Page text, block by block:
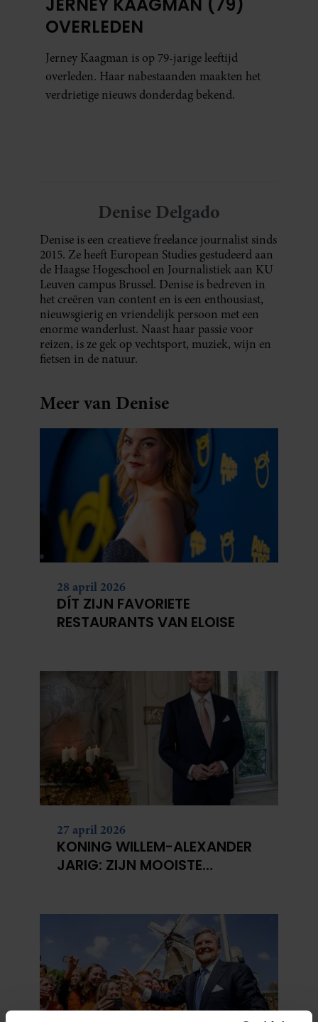
OVERLEDEN
Jerney Kaagman is op 79-jarige leeftijd
overleden. Haar nabestaanden maakten het
verdrietige nieuws donderdag bekend.
Denise Delgado
Denise is een creatieve freelance journalist sinds
2015. Ze heeft European Studies gestudeerd aan
de Haagse Hogeschool en Journalistiek aan KU
Leuven campus Brussel. Denise is bedreven in
het creëren van content en is een enthousiast,
nieuwsgierig en vriendelijk persoon met een
enorme wanderlust. Naast haar passie voor
reizen, is ze gek op vechtsport, muziek, wijn en
fietsen in de natuur.
Meer van Denise
28 april 2026
DÍT ZIJN FAVORIETE
RESTAURANTS VAN ELOISE
27 april 2026
KONING WILLEM-ALEXANDER
JARIG: ZIJN MOOISTE